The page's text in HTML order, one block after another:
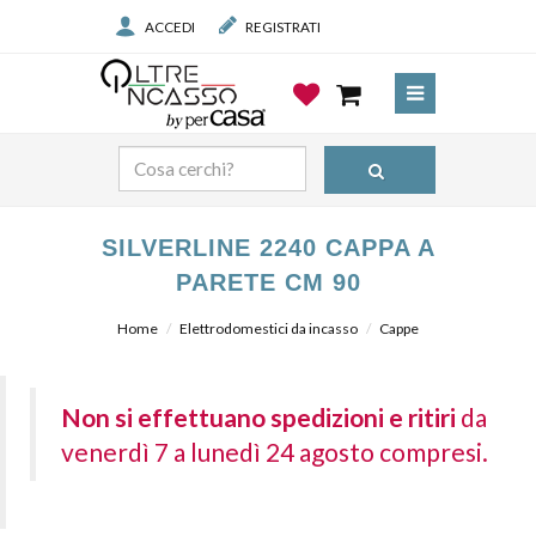
ACCEDI REGISTRATI
SILVERLINE 2240 CAPPA A
PARETE CM 90
Home Elettrodomestici da incasso Cappe
Non si effettuano spedizioni e ritiri da
venerdì 7 a lunedì 24 agosto compresi.